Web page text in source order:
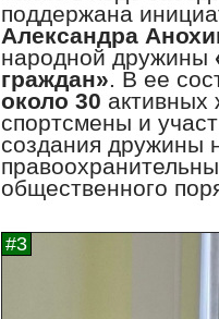
поддержана
Александра
народной дружины
граждан». В ее
около 30 активных
спортсмены и
создания дружины
общественного